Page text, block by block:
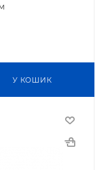
У КОШИК